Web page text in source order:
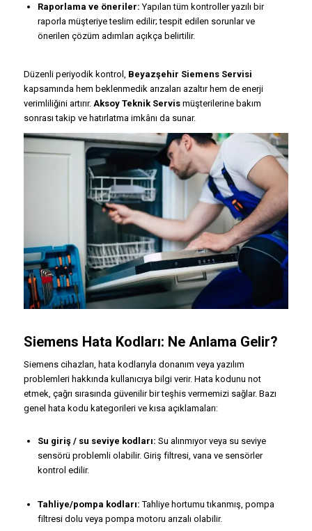
Raporlama ve öneriler: Yapılan tüm kontroller yazılı bir
raporla müşteriye teslim edilir; tespit edilen sorunlar ve
önerilen çözüm adımları açıkça belirtilir.
Düzenli periyodik kontrol, Beyazşehir Siemens Servisi
kapsamında hem beklenmedik arızaları azaltır hem de enerji
verimliliğini artırır. Aksoy Teknik Servismüşterilerine bakım
sonrası takip ve hatırlatma imkânı da sunar.
Siemens Hata Kodları: Ne Anlama Gelir?
Siemens cihazları, hata kodlarıyla donanım veya yazılım
problemleri hakkında kullanıcıya bilgi verir. Hata kodunu not
etmek, çağrı sırasında güvenilir bir teşhis vermemizi sağlar. Bazı
genel hata kodu kategorileri ve kısa açıklamaları:
Su giriş / su seviye kodları: Su alınmıyor veya su seviye
sensörü problemli olabilir. Giriş filtresi, vana ve sensörler
kontrol edilir.
Tahliye/pompa kodları: Tahliye hortumu tıkanmış, pompa
filtresi dolu veya pompa motoru arızalı olabilir.